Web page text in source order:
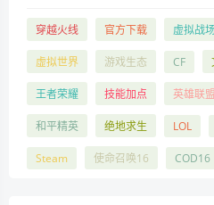
穿越火线 官方下载 虚拟战
虚拟世界 游戏生态 CF
王者荣耀 技能加点 英雄联盟
和平精英 绝地求生 LOL
Steam 使命召唤16 COD16